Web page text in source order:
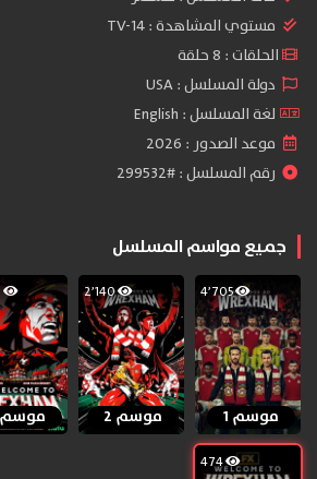
مستوي المشاهدة :TV-14
الحلقات : 8 حلقة
دولة المسلسل : USA
لغة المسلسل : English
موعد الصدور : 2026
رقم المسلسل : #299532
جميع مواسم المسلسل
4٬705
موسم 1
2٬140
موسم 2
2٬063
موسم 3
474